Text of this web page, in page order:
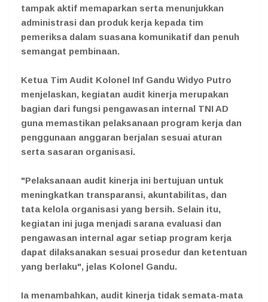
tampak aktif memaparkan serta menunjukkan
administrasi dan produk kerja kepada tim
pemeriksa dalam suasana komunikatif dan penuh
semangat pembinaan.
Ketua Tim Audit Kolonel Inf Gandu Widyo Putro
menjelaskan, kegiatan audit kinerja merupakan
bagian dari fungsi pengawasan internal TNI AD
guna memastikan pelaksanaan program kerja dan
penggunaan anggaran berjalan sesuai aturan
serta sasaran organisasi.
"Pelaksanaan audit kinerja ini bertujuan untuk
meningkatkan transparansi, akuntabilitas, dan
tata kelola organisasi yang bersih. Selain itu,
kegiatan ini juga menjadi sarana evaluasi dan
pengawasan internal agar setiap program kerja
dapat dilaksanakan sesuai prosedur dan ketentuan
yang berlaku", jelas Kolonel Gandu.
Ia menambahkan, audit kinerja tidak semata-mata